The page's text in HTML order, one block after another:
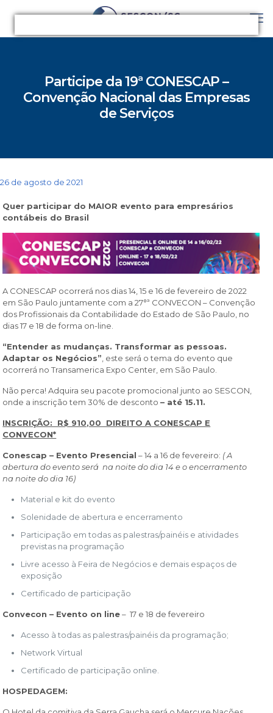
Participe da 19ª CONESCAP –
Convenção Nacional das Empresas
de Serviços
26 de agosto de 2021
Quer participar do MAIOR evento para empresários
contábeis do Brasil
A CONESCAP ocorrerá nos dias 14, 15 e 16 de fevereiro de 2022
em São Paulo juntamente com a 27°ª CONVECON – Convenção
dos Profissionais da Contabilidade do Estado de São Paulo, no
dias 17 e 18 de forma on-line.
“Entender as mudanças. Transformar as pessoas.
Adaptar os Negócios” , este será o tema do evento que
ocorrerá no Transamerica Expo Center, em São Paulo.
Não perca! Adquira seu pacote promocional junto ao SESCON,
onde a inscrição tem 30% de desconto– até 15.11.
INSCRIÇÃO: R$ 910,00 DIREITO A CONESCAP E
CONVECON*
Conescap – Evento Presencial – 14 a 16 de fevereiro: ( A
abertura do evento será na noite do dia 14 e o encerramento
na noite do dia 16)
Material e kit do evento​
Solenidade de abertura e encerramento
Participação em todas as palestras/painéis e atividades
previstas na programação​
Livre acesso à Feira de Negócios e demais espaços de
exposição​
Certificado de participação
Convecon – Evento on line– 17 e 18 de fevereiro
Acesso à todas as palestras/painéis da programação;
Network Virtual
Certificado de participação online.
HOSPEDAGEM: